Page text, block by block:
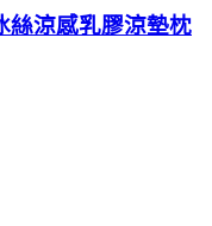
絲涼感乳膠涼墊枕